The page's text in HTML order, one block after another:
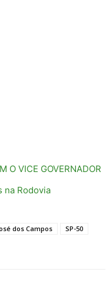
O VICE GOVERNADOR
na Rodovia
dos Campos
SP-50